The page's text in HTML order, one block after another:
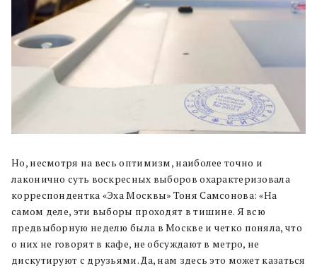
Но, несмотря на весь оптимизм, наиболее точно и
лаконично суть воскресных выборов охарактеризовала
корреспондентка «Эха Москвы» Тоня Самсонова: «На
самом деле, эти выборы проходят в тишине. Я всю
предвыборную неделю была в Москве и четко поняла, что
о них не говорят в кафе, не обсуждают в метро, не
дискутируют с друзьями. Да, нам здесь это может казаться